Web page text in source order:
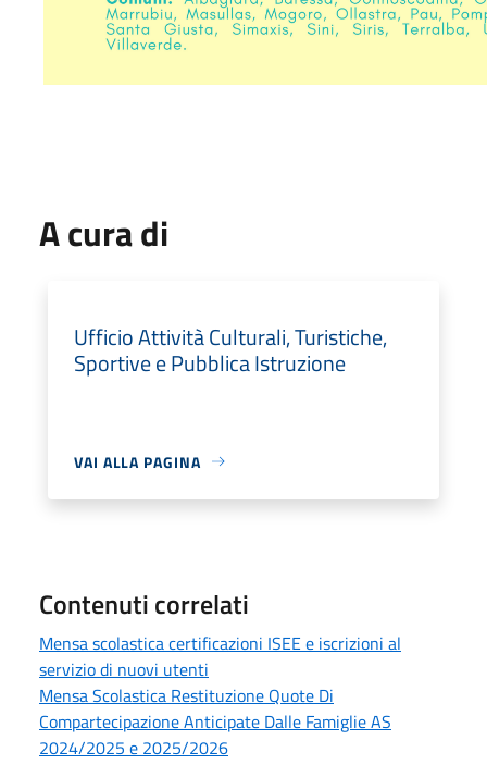
A cura di
Ufficio Attività Culturali, Turistiche,
Sportive e Pubblica Istruzione
VAI ALLA PAGINA
Contenuti correlati
Mensa scolastica certificazioni ISEE e iscrizioni al
servizio di nuovi utenti
Mensa Scolastica Restituzione Quote Di
Compartecipazione Anticipate Dalle Famiglie AS
2024/2025 e 2025/2026